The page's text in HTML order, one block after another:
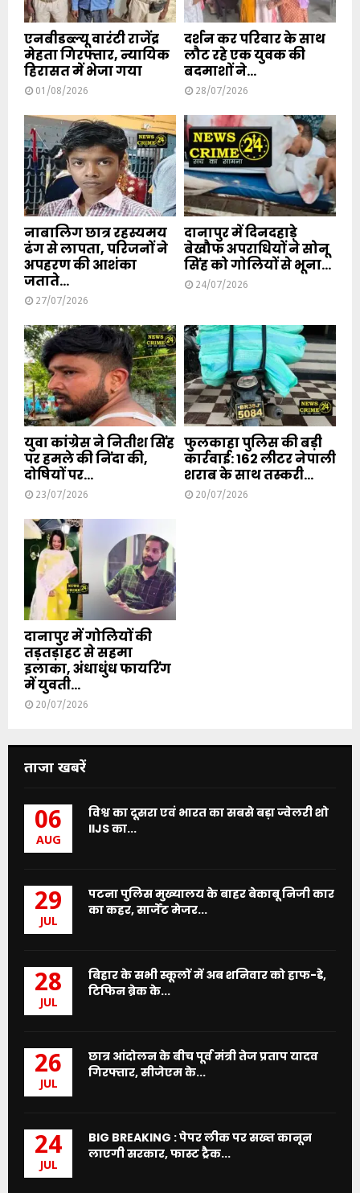
एनबीडब्ल्यू वारंटी राजेंद्र
मेहता गिरफ्तार, न्यायिक
हिरासत में भेजा गया
01/08/2026
दर्शन कर परिवार के साथ
लौट रहे एक युवक की
बदमाशों ने...
28/07/2026
नाबालिग छात्र रहस्यमय
ढंग से लापता, परिजनों ने
अपहरण की आशंका
जताते...
27/07/2026
दानापुर में दिनदहाड़े
बेखौफ अपराधियों ने सोनू
सिंह को गोलियों से भूना...
24/07/2026
युवा कांग्रेस ने नितीश सिंह
पर हमले की निंदा की,
दोषियों पर...
23/07/2026
फुलकाहा पुलिस की बड़ी
कार्रवाई: 162 लीटर नेपाली
शराब के साथ तस्करी...
20/07/2026
दानापुर में गोलियों की
तड़तड़ाहट से सहमा
इलाका, अंधाधुंध फायरिंग
में युवती...
20/07/2026
ताजा खबरें
06
AUG
विश्व का दूसरा एवं भारत का सबसे बड़ा ज्वेलरी शो
IIJS का...
29
JUL
पटना पुलिस मुख्यालय के बाहर बेकाबू निजी कार
का कहर, सार्जेंट मेजर...
28
JUL
बिहार के सभी स्कूलों में अब शनिवार को हाफ-डे,
टिफिन ब्रेक के...
26
JUL
छात्र आंदोलन के बीच पूर्व मंत्री तेज प्रताप यादव
गिरफ्तार, सीजेएम के...
24
JUL
BIG BREAKING : पेपर लीक पर सख्त कानून
लाएगी सरकार, फास्ट ट्रैक...